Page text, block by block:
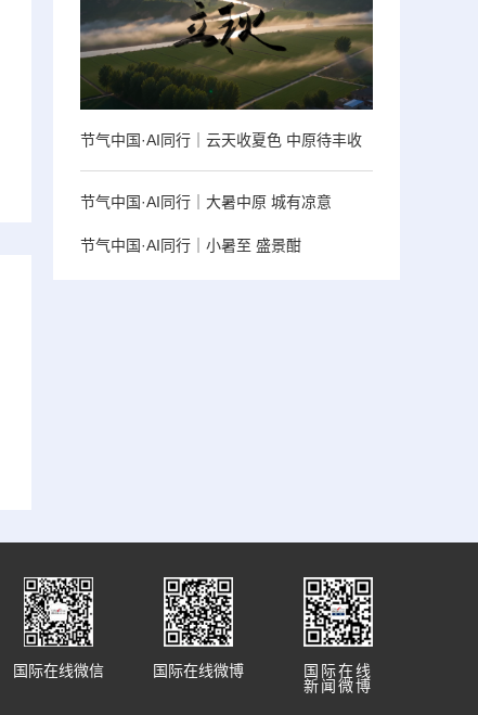
节气中国·AI同行｜云天收夏色 中原待丰收
节气中国·AI同行｜大暑中原 城有凉意
节气中国·AI同行｜小暑至 盛景酣
国际在线
新闻微博
国际在线微博
国际在线微信